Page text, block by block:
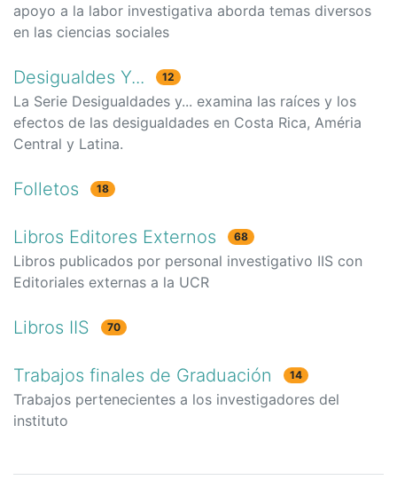
apoyo a la labor investigativa aborda temas diversos
en las ciencias sociales
Desigualdes Y... 12
La Serie Desigualdades y... examina las raíces y los
efectos de las desigualdades en Costa Rica, Améria
Central y Latina.
Folletos 18
Libros Editores Externos 68
Libros publicados por personal investigativo IIS con
Editoriales externas a la UCR
Libros IIS 70
Trabajos finales de Graduación 14
Trabajos pertenecientes a los investigadores del
instituto